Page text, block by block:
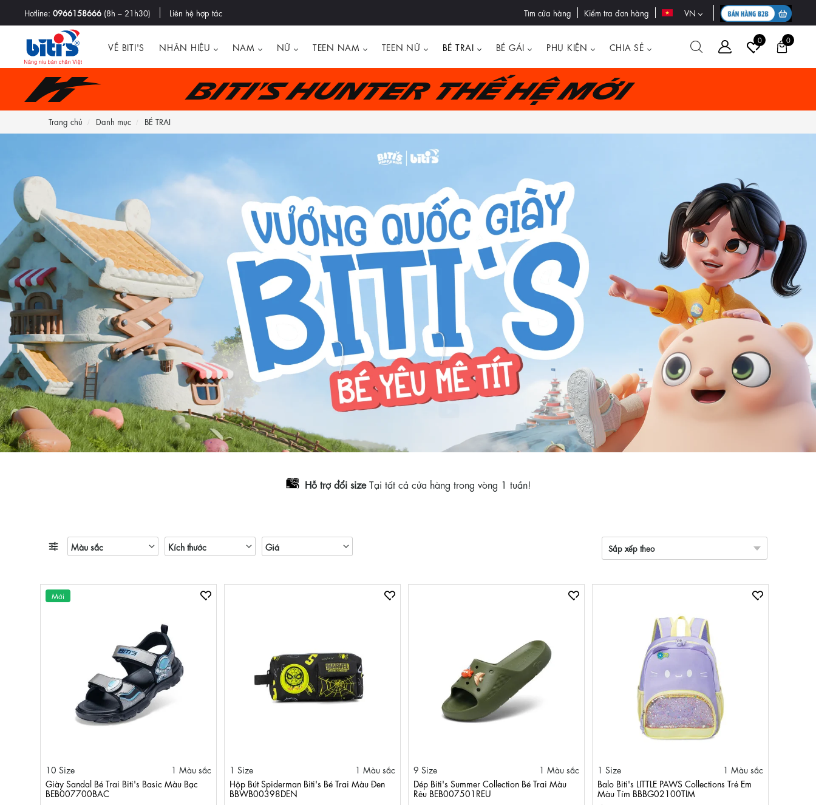
Hotline: 0966158666 (8h – 21h30) Liên hệ hợp tác Tìm cửa hàng Kiểm tra đơn hàng VN
VỀ BITI'S NHÃN HIỆU NAM NỮ TEEN NAM TEEN NỮ BÉ TRAI BÉ GÁI PHỤ KIỆN CHIA SẺ
0 0
Biti's Hunter thế hệ mới
Trang chủ Danh mục BÉ TRAI
Hỗ trợ đổi size Tại tất cả cửa hàng trong vòng 1 tuần!
Màu sắc Kích thước
36 42
Giá Sắp xếp theo
Mới
10 Size
1 Màu sắc
Giày Sandal Bé Trai Biti's Basic Màu Bạc
BEB007700BAC
1 Size
1 Màu sắc
Hộp Bút Spiderman Biti's Bé Trai Màu Đen
BBWB00398DEN
9 Size
1 Màu sắc
Dép Biti's Summer Collection Bé Trai Màu
Rêu BEB007501REU
1 Size
1 Màu sắc
Balo Biti's LITTLE PAWS Collections Trẻ Em
Màu Tím BBBG02100TIM